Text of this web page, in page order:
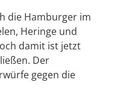
die Hamburger im
Heringe und
damit ist jetzt
Der
gegen die